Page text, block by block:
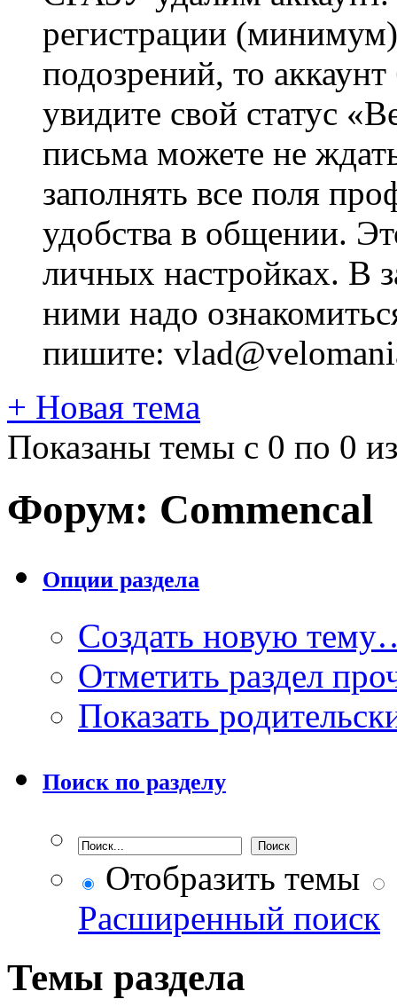
регистрации
подозрений, то
увидите свой статус
письма можете не
заполнять все поля
удобства в общении.
личных настройках. В
ними надо
пишите:
+ Новая тема
Показаны темы с 0 по 0
Форум: Commencal
Опции раздела
Создать новую
Отметить раздел
Показать
Поиск по разделу
Отобразить темы
Расширенный поиск
Темы раздела